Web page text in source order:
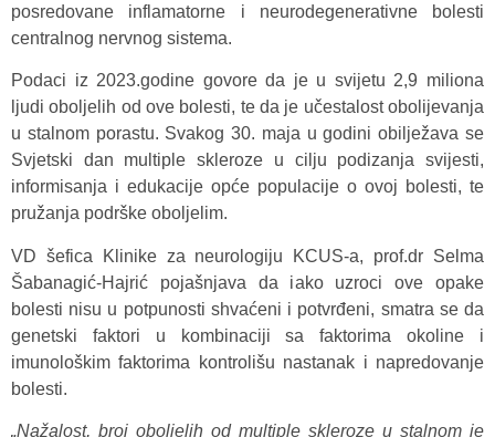
posredovane inflamatorne i neurodegenerativne bolesti
centralnog nervnog sistema.
Podaci iz 2023.godine govore da je u svijetu 2,9 miliona
ljudi oboljelih od ove bolesti, te da je učestalost obolijevanja
u stalnom porastu. Svakog 30. maja u godini obilježava se
Svjetski dan multiple skleroze u cilju podizanja svijesti,
informisanja i edukacije opće populacije o ovoj bolesti, te
pružanja podrške oboljelim.
VD šefica Klinike za neurologiju KCUS-a, prof.dr Selma
Šabanagić-Hajrić pojašnjava da iako uzroci ove opake
bolesti nisu u potpunosti shvaćeni i potvrđeni, smatra se da
genetski faktori u kombinaciji sa faktorima okoline i
imunološkim faktorima kontrolišu nastanak i napredovanje
bolesti.
„Nažalost, broj oboljelih od multiple skleroze u stalnom je